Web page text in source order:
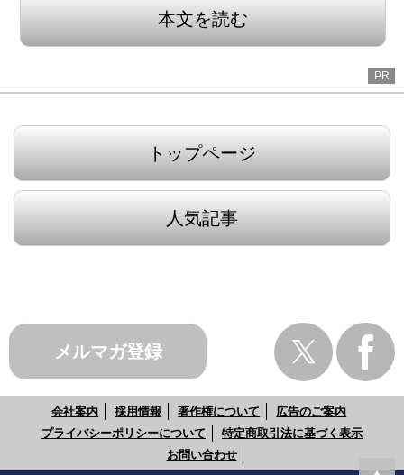
本文を読む
PR
トップページ
人気記事
メルマガ登録
会社案内 採用情報 著作権について
広告のご案内
プライバシーポリシーについて
特定商取引法に基づく表示
お問い合わせ